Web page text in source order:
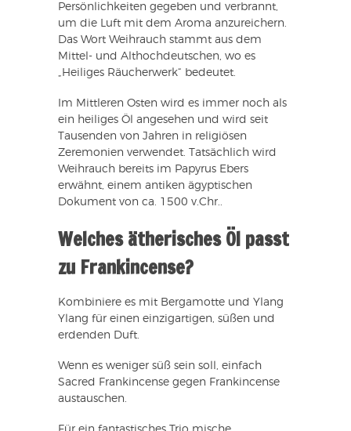
Persönlichkeiten gegeben und verbrannt,
um die Luft mit dem Aroma anzureichern.
Das Wort Weihrauch stammt aus dem
Mittel- und Althochdeutschen, wo es
„Heiliges Räucherwerk“ bedeutet.
Im Mittleren Osten wird es immer noch als
ein heiliges Öl angesehen und wird seit
Tausenden von Jahren in religiösen
Zeremonien verwendet. Tatsächlich wird
Weihrauch bereits im Papyrus Ebers
erwähnt, einem antiken ägyptischen
Dokument von ca. 1500 v.Chr..
Welches ätherisches Öl passt
zu Frankincense?
Kombiniere es mit Bergamotte und Ylang
Ylang für einen einzigartigen, süßen und
erdenden Duft.
Wenn es weniger süß sein soll, einfach
Sacred Frankincense gegen Frankincense
austauschen.